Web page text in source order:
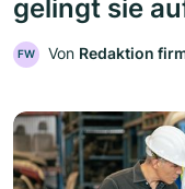
gelingt sie
FW Von Redaktion